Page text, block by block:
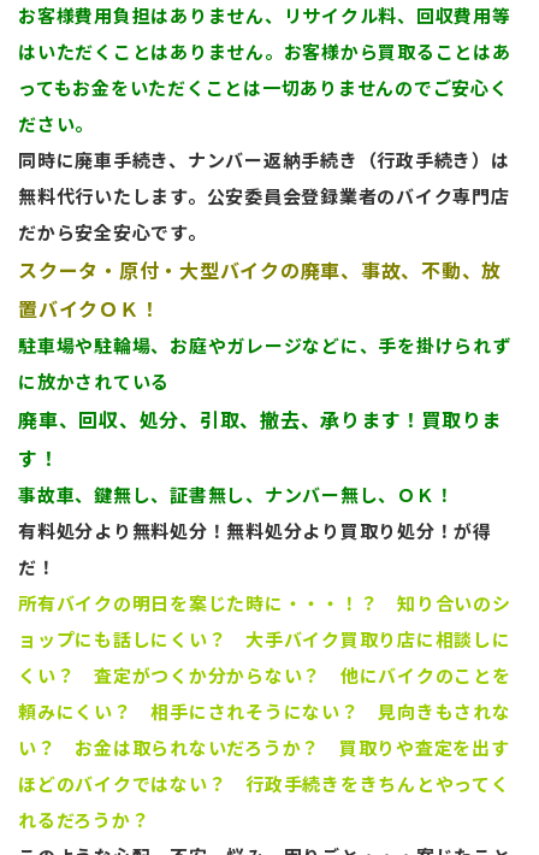
お客様費用負担はありません、リサイクル料、回収費用等
はいただくことはありません。お客様から買取ることはあ
ってもお金をいただくことは一切ありませんのでご安心く
ださい。
同時に廃車手続き、ナンバー返納手続き（行政手続き）は
無料代行いたします。公安委員会登録業者のバイク専門店
だから安全安心です。
スクータ・原付・大型バイクの廃車、事故、不動、放
置バイクＯＫ！
駐車場や駐輪場、お庭やガレージなどに、手を掛けられず
に放かされている
廃車、回収、処分、引取、撤去、承ります！買取りま
す！
事故車、鍵無し、証書無し、ナンバー無し、ＯＫ！
有料処分より無料処分！無料処分より買取り処分！が得
だ！
所有バイクの明日を案じた時に・・・！？ 知り合いのシ
ョップにも話しにくい？ 大手バイク買取り店に相談しに
くい？ 査定がつくか分からない？ 他にバイクのことを
頼みにくい？ 相手にされそうにない？ 見向きもされな
い？ お金は取られないだろうか？ 買取りや査定を出す
ほどのバイクではない？ 行政手続きをきちんとやってく
れるだろうか？